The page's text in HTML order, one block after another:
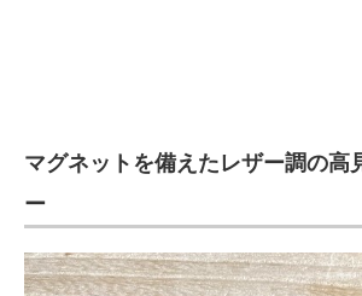
マグネットを備えたレザー調の高
ー